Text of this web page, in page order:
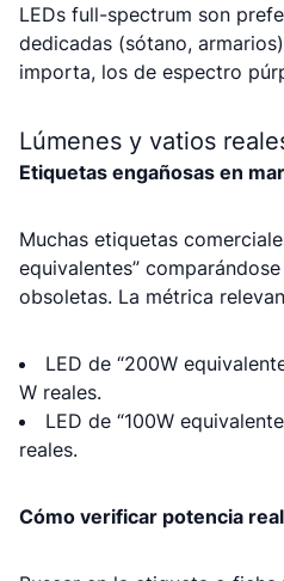
LEDs full-spectrum son
dedicadas (sótano,
importa, los de espectro
Lúmenes y vatios
Etiquetas engañosas en
Muchas etiquetas
equivalentes”
obsoletas. La métrica
LED de “200W
W reales.
LED de “100W
reales.
Cómo verificar potencia real